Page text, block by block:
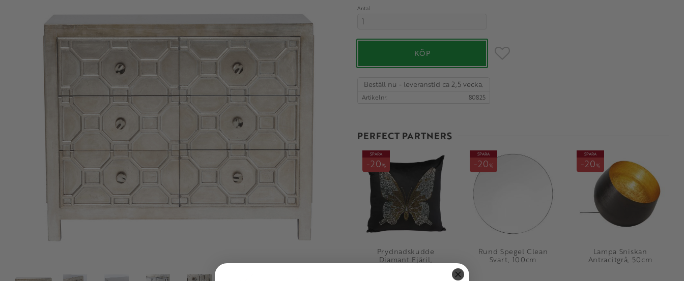
Antal
KÖP Lägg till i favoriter
Beställ nu - leveranstid ca 2,5 vecka.
Artikelnr 80825
PERFECT PARTNERS
Prydnadskudde
Diamant Fjäril,
SPARA
20%
Rund Spegel Clean
Svart, 100cm
SPARA
20%
Lampa Sniskan
Antracitgrå, 50cm
SPARA
20%